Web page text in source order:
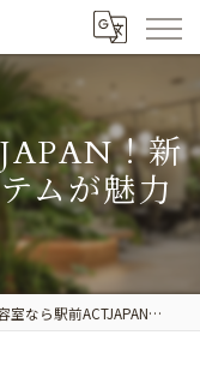
！新
ムが魅力
ら駅前ACTJAPAN！新たな価値と教育システムが魅力